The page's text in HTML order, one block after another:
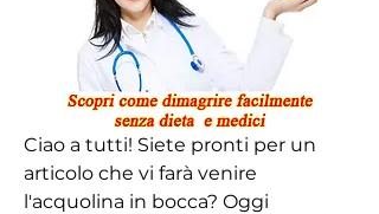
Ciao a tutti! Siete pronti per un
articolo che vi farà venire
l'acquolina in bocca? Oggi